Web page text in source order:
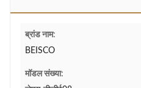
ब्रांड नाम:
BEISCO
मॉडल संख्या: